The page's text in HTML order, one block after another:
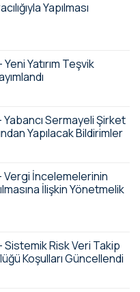
Yapılması
Yatırım Teşvik
Sermayeli Şirket
Yapılacak Bildirimler
Vergi İncelemelerinin
İlişkin Yönetmelik
Risk Veri Takip
Koşulları Güncellendi